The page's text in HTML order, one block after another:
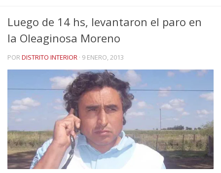
Luego de 14 hs, levantaron el paro en
la Oleaginosa Moreno
PORDISTRITO INTERIOR · 9 ENERO, 2013